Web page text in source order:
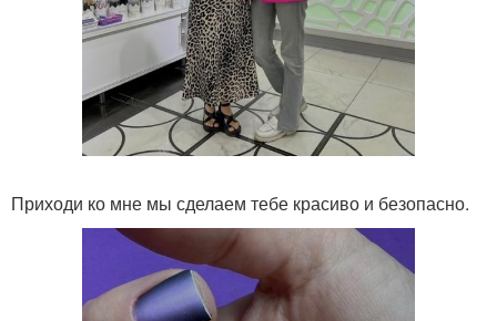
Приходи ко мне мы сделаем тебе красиво и безопасно.